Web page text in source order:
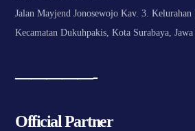
Jalan Mayjend Jonosewojo Kav. 3. Kelurahan
Kecamatan Dukuhpakis, Kota Surabaya,
—————-
Official Partner